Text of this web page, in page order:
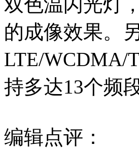
双色温闪光灯
的成像效果。
LTE/WCDMA/
持多达13个频
编辑点评：